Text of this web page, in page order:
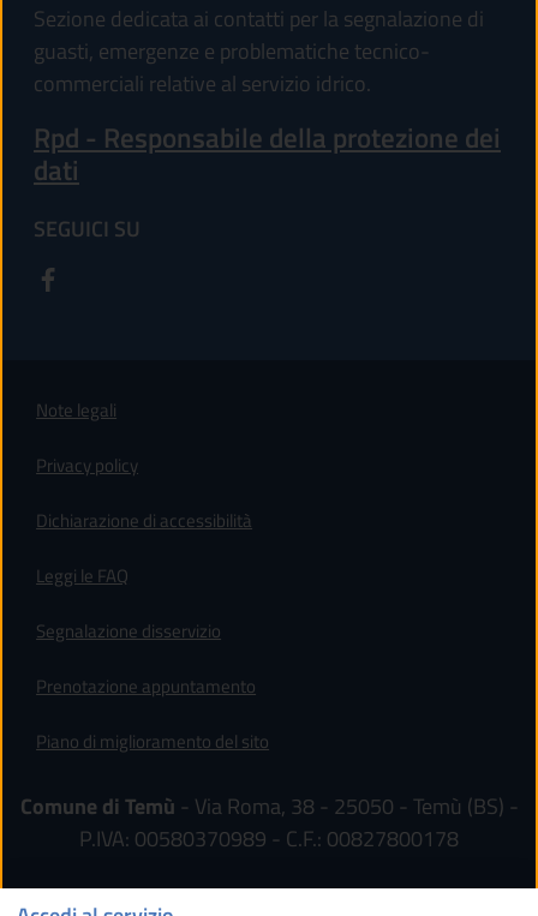
Sezione dedicata ai contatti per la segnalazione di
guasti, emergenze e problematiche tecnico-
commerciali relative al servizio idrico.
Rpd - Responsabile della protezione dei
dati
SEGUICI SU
Note legali
Privacy policy
Dichiarazione di accessibilità
Leggi le FAQ
Segnalazione disservizio
Prenotazione appuntamento
Piano di miglioramento del sito
Comune di Temù - Via Roma, 38 - 25050 - Temù (BS) -
P.IVA: 00580370989 - C.F.: 00827800178